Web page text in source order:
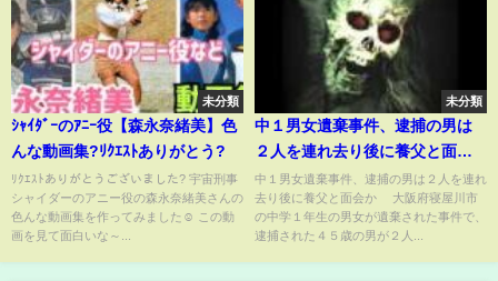
未分類
ｼｬｲﾀﾞｰのｱﾆｰ役【森永奈緒美】色
んな動画集?ﾘｸｴｽﾄありがとう?
ﾘｸｴｽﾄありがとうございました? 宇宙刑事
シャイダーのアニー役の森永奈緒美さんの
色んな動画集を作ってみました☺️ この動
画を見て面白いな～...
未分類
中１男女遺棄事件、逮捕の男は
２人を連れ去り後に養父と面会
か
中１男女遺棄事件、逮捕の男は２人を連れ
去り後に養父と面会か 大阪府寝屋川市
の中学１年生の男女が遺棄された事件で、
逮捕された４５歳の男が２人...